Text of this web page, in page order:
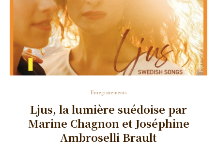
Enregistrements
Ljus, la lumière suédoise par
Marine Chagnon et Joséphine
Ambroselli Brault